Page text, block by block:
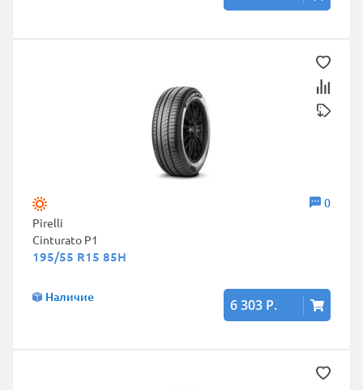
0
Pirelli
Cinturato P1
195/55 R15 85H
Наличие 6 303 Р.